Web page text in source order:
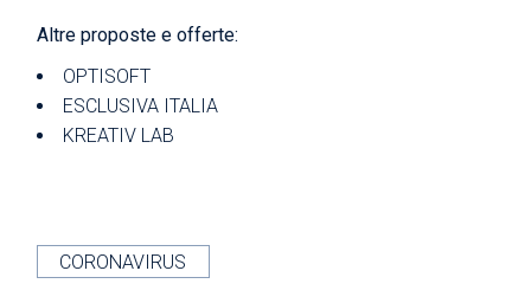
Altre proposte e offerte:
OPTISOFT
ESCLUSIVA ITALIA
KREATIV LAB
CORONAVIRUS